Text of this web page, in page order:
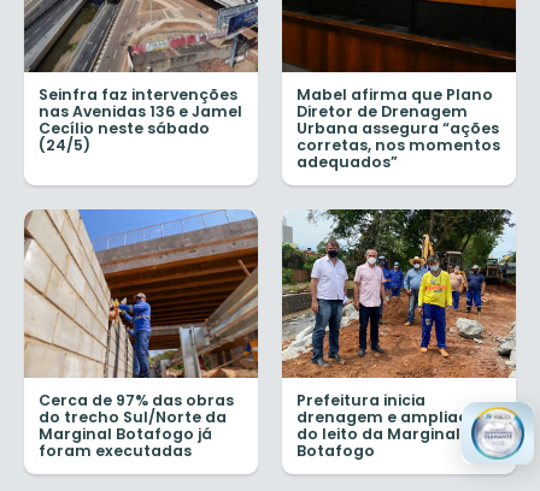
Seinfra faz intervenções
nas Avenidas 136 e Jamel
Cecílio neste sábado
(24/5)
Mabel afirma que Plano
Diretor de Drenagem
Urbana assegura “ações
corretas, nos momentos
adequados”
Cerca de 97% das obras
do trecho Sul/Norte da
Marginal Botafogo já
foram executadas
Prefeitura inicia
drenagem e ampliação
do leito da Marginal
Botafogo